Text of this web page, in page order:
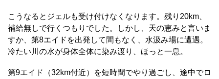
こうなるとジェルも受け付けなくなります。残り20km、
補給無しで行くつもりでした。しかし、天の恵みと言いま
すか、第8エイドを出発して間もなく、水汲み場に遭遇。
冷たい川の水が身体全体に染み渡り、ほっと一息。
第9エイド（32km付近）を短時間でやり過ごし、途中でロ